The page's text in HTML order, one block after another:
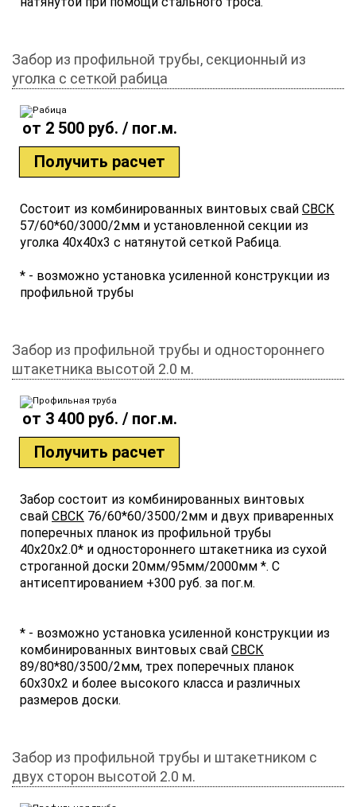
Забор из профильной трубы, секционный из
уголка с сеткой рабица
от 2 500 руб. / пог.м.
Получить расчет
Состоит из комбинированных винтовых свай СВСК
57/60*60/3000/2мм и установленной секции из
уголка 40х40х3 с натянутой сеткой Рабица.
* - возможно установка усиленной конструкции из
профильной трубы
Забор из профильной трубы и одностороннего
штакетника высотой 2.0 м.
от 3 400 руб. / пог.м.
Получить расчет
Забор состоит из комбинированных винтовых
свай СВСК 76/60*60/3500/2мм и двух приваренных
поперечных планок из профильной трубы
40х20х2.0* и одностороннего штакетника из сухой
строганной доски 20мм/95мм/2000мм *. С
антисептированием +300 руб. за пог.м.
* - возможно установка усиленной конструкции из
комбинированных винтовых свай СВСК
89/80*80/3500/2мм, трех поперечных планок
60х30х2 и более высокого класса и различных
размеров доски.
Забор из профильной трубы и штакетником с
двух сторон высотой 2.0 м.